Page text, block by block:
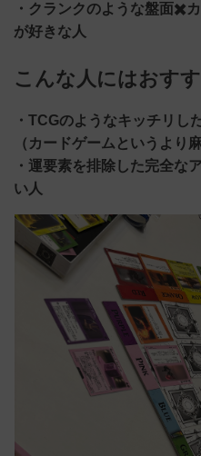
・クランクのような盤面✖️
が好きな人
こんな人にはおす
・TCGのようなキッチリし
（カードゲームというより
・運要素を排除した完全な
い人